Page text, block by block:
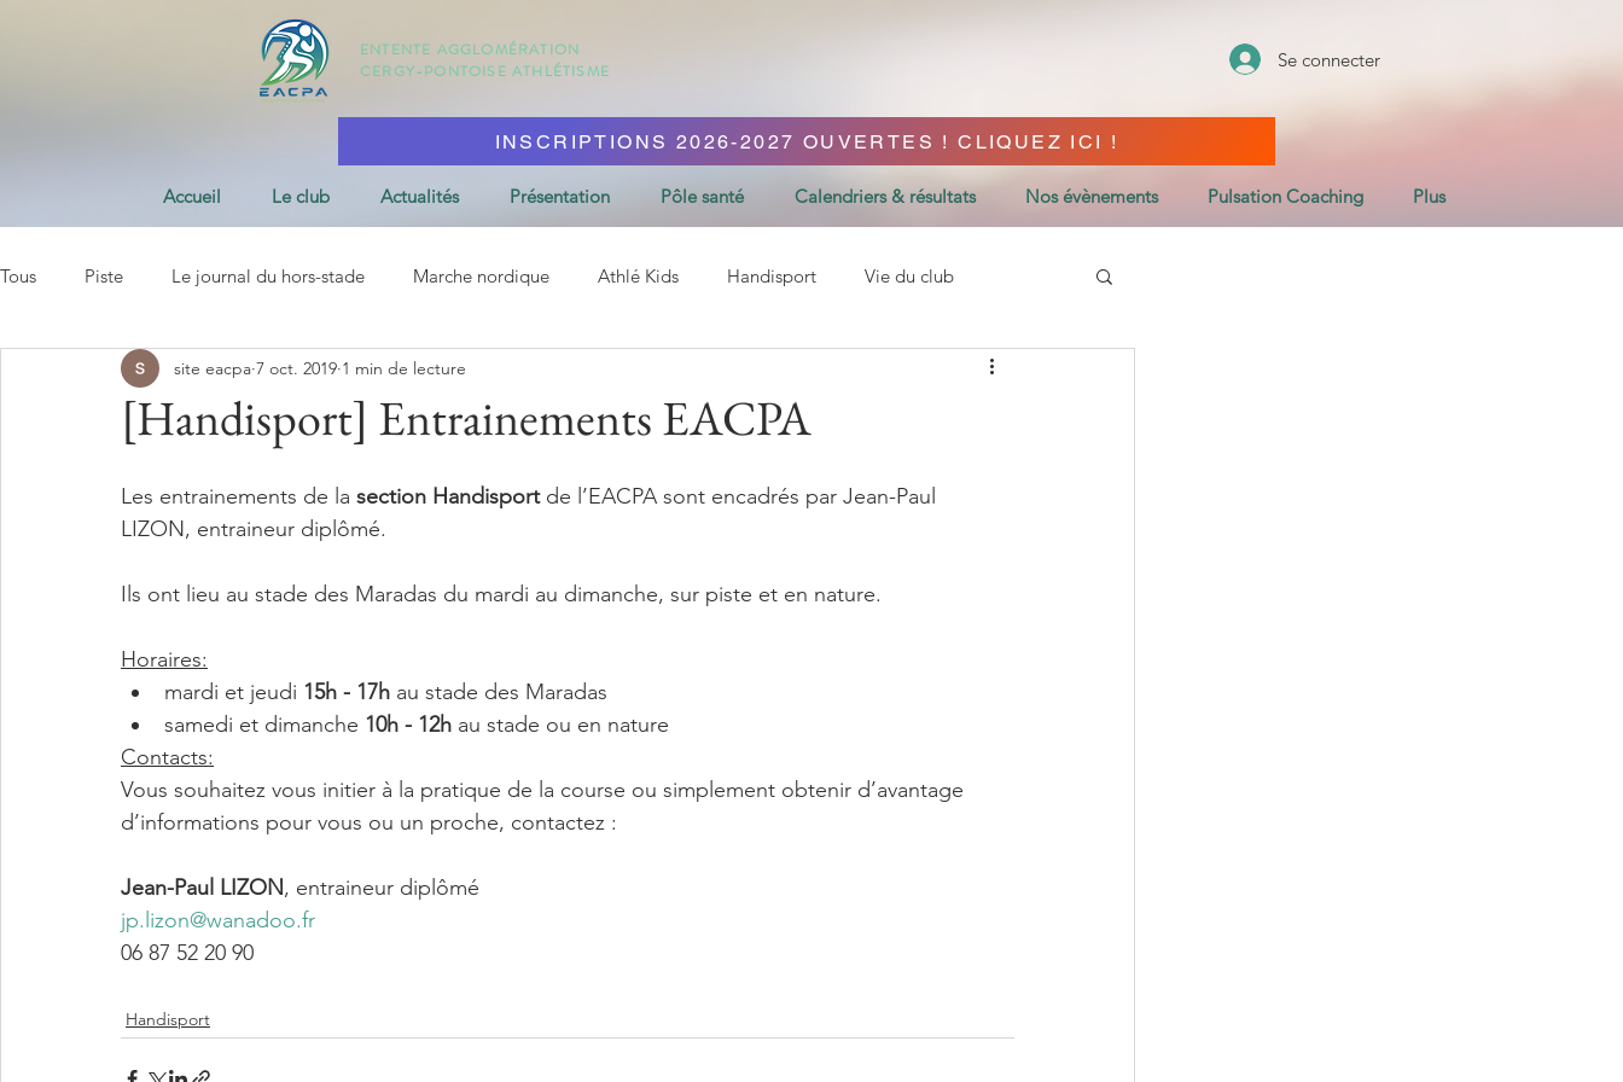
ENTENTE AGGLOMÉRATION
CERGY-PONTOISE ATHLÉTISME
Se connecter
INSCRIPTIONS 2026-2027 OUVERTES ! CLIQUEZ ICI !
Accueil Le club Actualités Présentation Pôle santé Calendriers & résultats Nos évènements Pulsation Coaching Plus
Tous Piste Le journal du hors-stade Marche nordique Athlé Kids Handisport Vie du club
[Handisport] Entrainements EACPA
site eacpa 7 oct. 2019 1 min de lecture
Les entrainements de la section Handisport de l’EACPA sont encadrés par Jean-Paul
LIZON, entraineur diplômé.
Ils ont lieu au stade des Maradas du mardi au dimanche, sur piste et en nature.
Horaires:
mardi et jeudi 15h - 17h au stade des Maradas
samedi et dimanche 10h - 12h au stade ou en nature
Contacts:
Vous souhaitez vous initier à la pratique de la course ou simplement obtenir d’avantage
d’informations pour vous ou un proche, contactez :
Jean-Paul LIZON, entraineur diplômé
jp.lizon@wanadoo.fr
06 87 52 20 90
Handisport